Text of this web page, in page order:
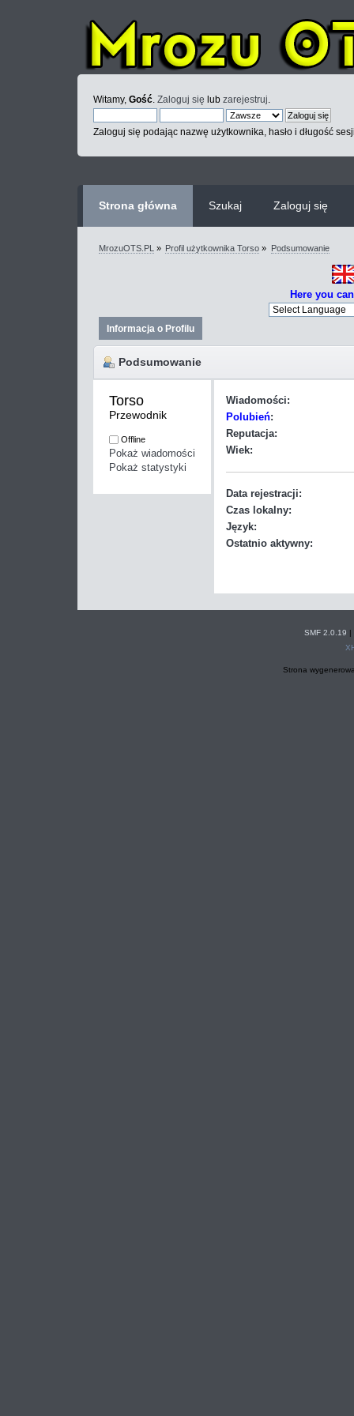
Witamy, Gość Zaloguj się lub zarejestruj
Zaloguj się podając nazwę użytkownika, hasło i długość
Strona główna Szukaj Zaloguj się
MrozuOTS.PL » Profil użytkownika Torso » Podsumowanie
Here you
Informacja o Profilu
Podsumowanie
Torso
Przewodnik
Offline
Pokaż wiadomości
Pokaż statystyki
Wiadomości:
Polubień:
Reputacja:
Wiek:
Data rejestracji:
Czas lokalny:
Język:
Ostatnio aktywny:
SMF 2.0.19 |
Strona